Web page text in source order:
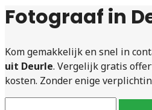
Fotograaf in
Kom gemakkelijk en snel in
uit Deurle. Vergelijk gratis
kosten. Zonder enige